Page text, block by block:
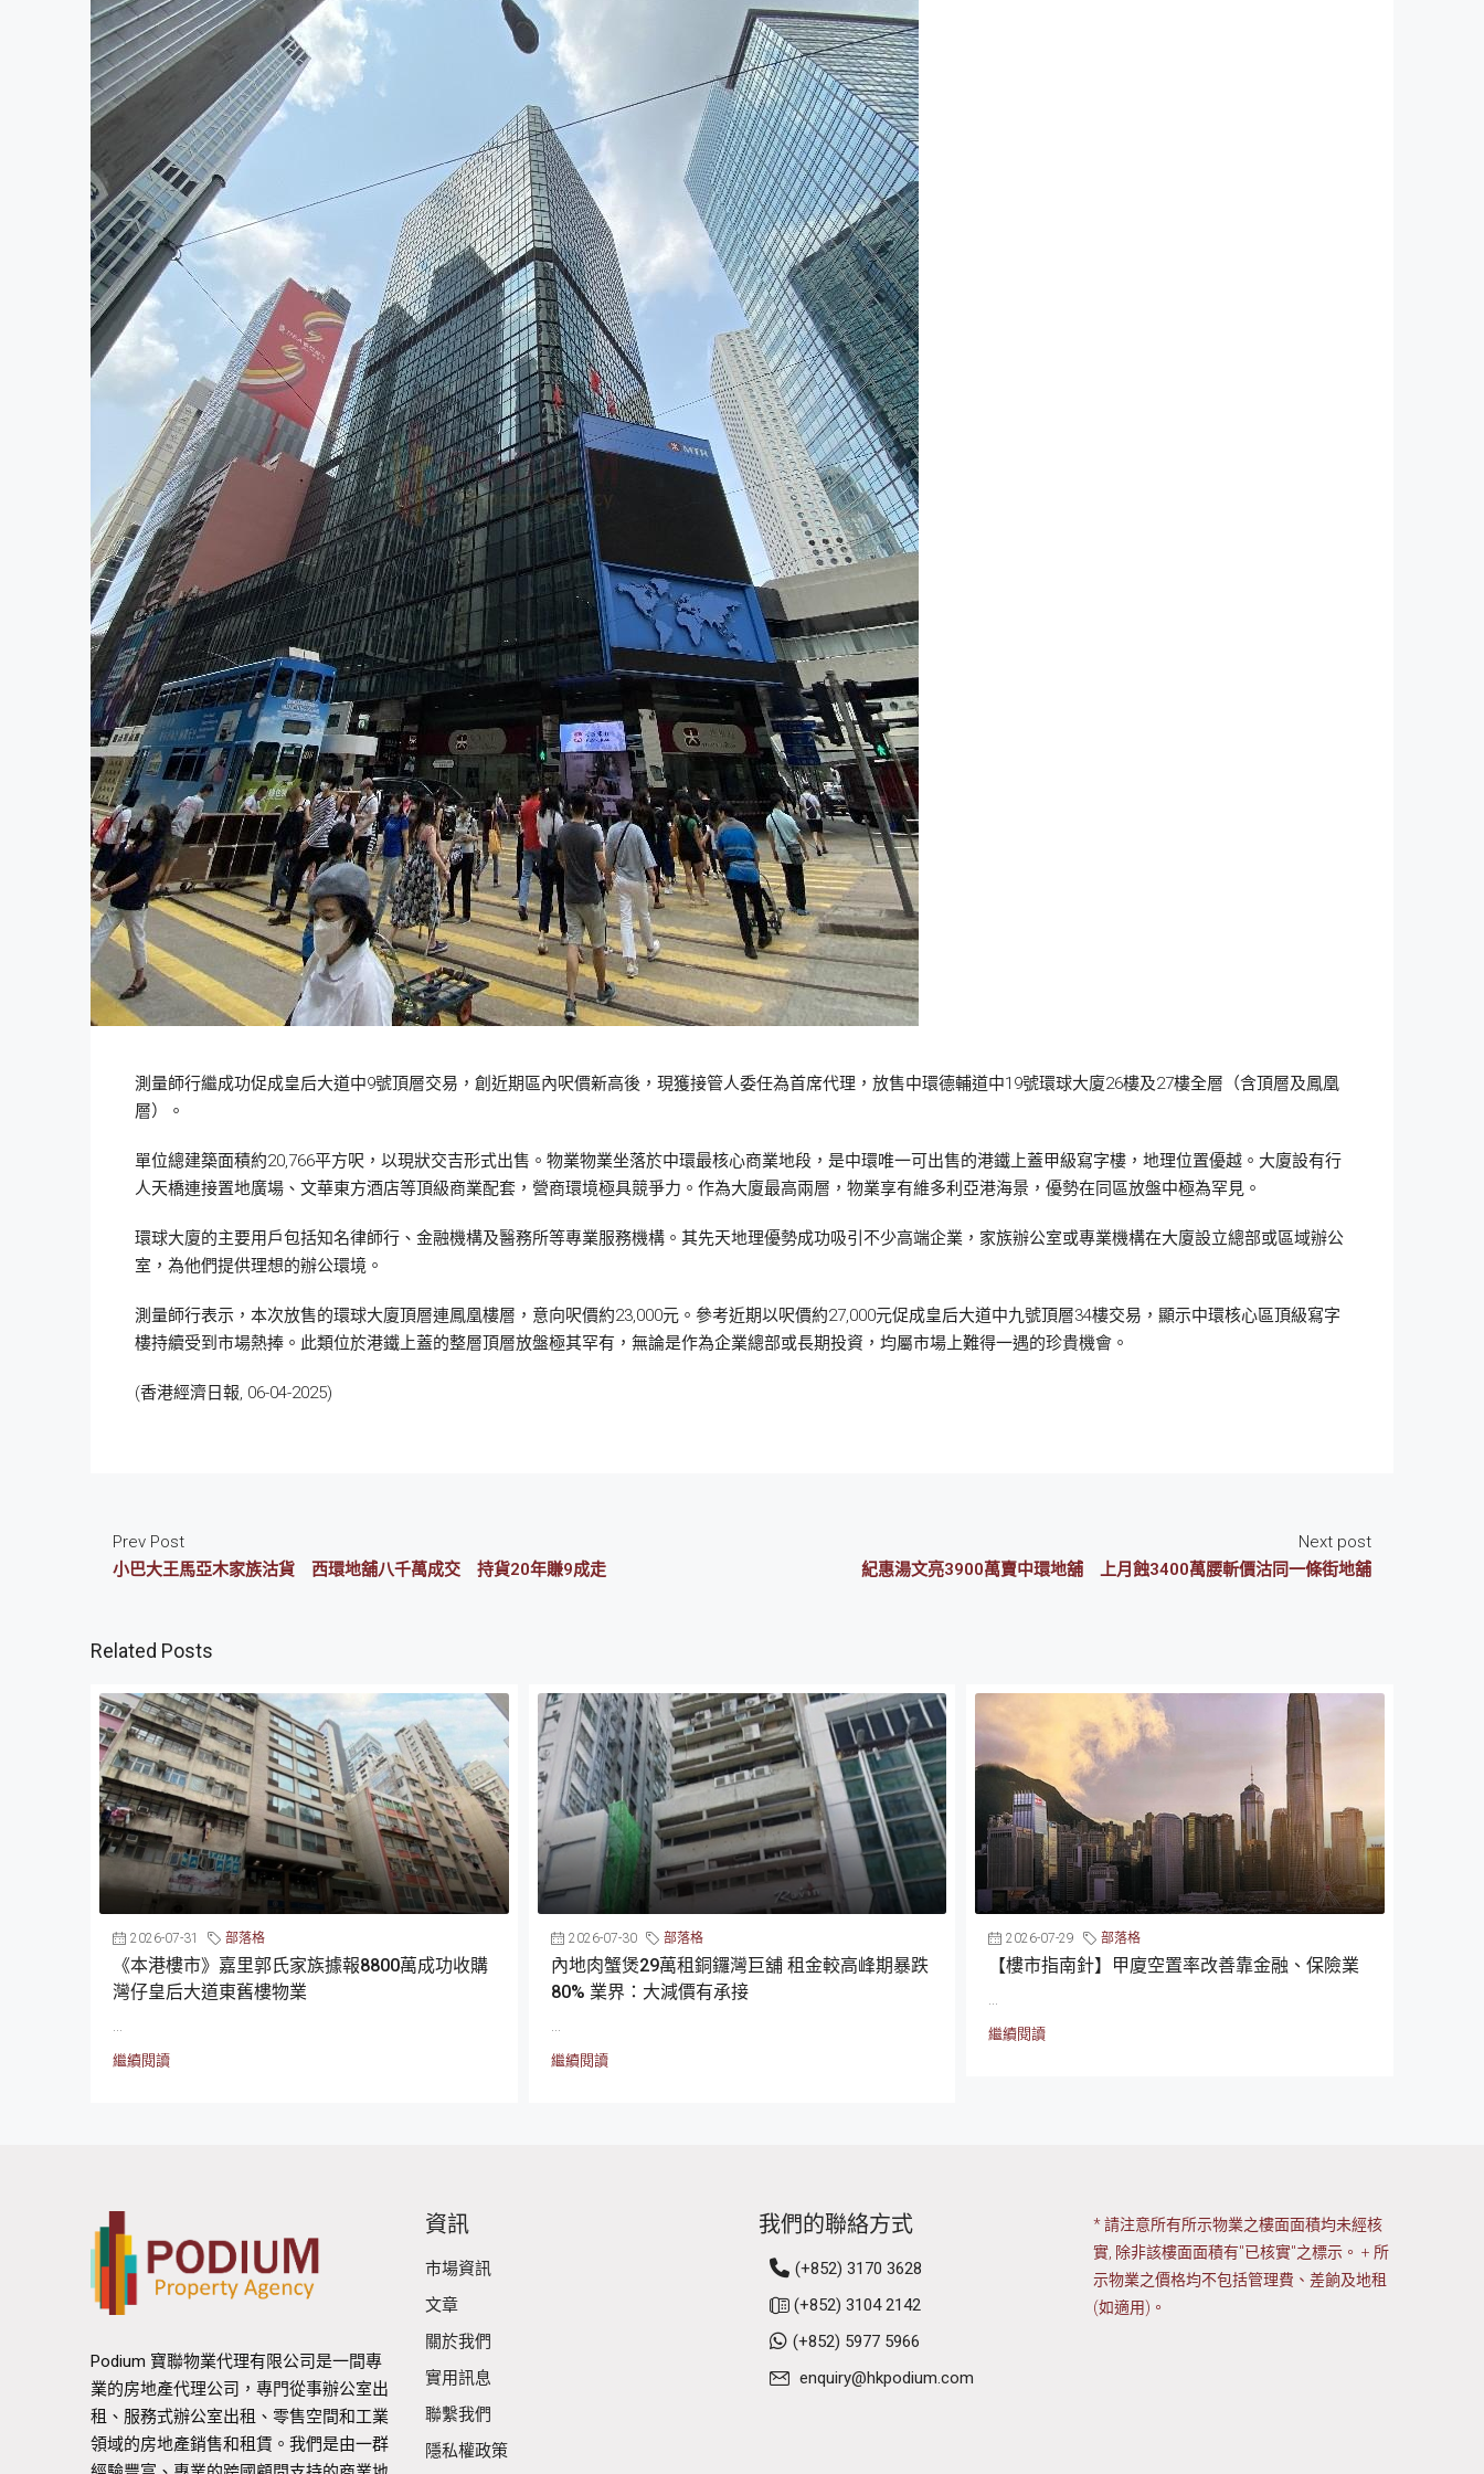
測量師行繼成功促成皇后大道中9號頂層交易，創近期區內呎價新高後，現獲接管人委任為首席代理，放售中環德輔道中19號環球大廈26樓及27樓全層（含頂層及鳳凰
層）。
單位總建築面積約20,766平方呎，以現狀交吉形式出售。物業物業坐落於中環最核心商業地段，是中環唯一可出售的港鐵上蓋甲級寫字樓，地理位置優越。大廈設有行
人天橋連接置地廣場、文華東方酒店等頂級商業配套，營商環境極具競爭力。作為大廈最高兩層，物業享有維多利亞港海景，優勢在同區放盤中極為罕見。
環球大廈的主要用戶包括知名律師行、金融機構及醫務所等專業服務機構。其先天地理優勢成功吸引不少高端企業，家族辦公室或專業機構在大廈設立總部或區域辦公
室，為他們提供理想的辦公環境。
測量師行表示，本次放售的環球大廈頂層連鳳凰樓層，意向呎價約23,000元。參考近期以呎價約27,000元促成皇后大道中九號頂層34樓交易，顯示中環核心區頂級寫字
樓持續受到市場熱捧。此類位於港鐵上蓋的整層頂層放盤極其罕有，無論是作為企業總部或長期投資，均屬市場上難得一遇的珍貴機會。
(香港經濟日報, 06-04-2025)
Prev Post
小巴大王馬亞木家族沽貨 西環地舖八千萬成交 持貨20年賺9成走
Next post
紀惠湯文亮3900萬賣中環地舖 上月蝕3400萬腰斬價沽同一條街地舖
Related Posts
2026-07-31 部落格
《本港樓市》嘉里郭氏家族據報8800萬成功收購
灣仔皇后大道東舊樓物業
繼續閱讀
2026-07-30 部落格
內地肉蟹煲29萬租銅鑼灣巨舖 租金較高峰期暴跌
80% 業界：大減價有承接
繼續閱讀
2026-07-29 部落格
【樓市指南針】甲廈空置率改善靠金融、保險業
繼續閱讀
Podium 寶聯物業代理有限公司是一間專
業的房地產代理公司，專門從事辦公室出
租、服務式辦公室出租、零售空間和工業
領域的房地產銷售和租賃。我們是由一群
資訊
市場資訊
文章
關於我們
實用訊息
聯繫我們
隱私權政策
我們的聯絡方式
(+852) 3170 3628
(+852) 3104 2142
(+852) 5977 5966
enquiry@hkpodium.com
* 請注意所有所示物業之樓面面積均未經核
實, 除非該樓面面積有"已核實"之標示。 + 所
示物業之價格均不包括管理費、差餉及地租
(如適用)。